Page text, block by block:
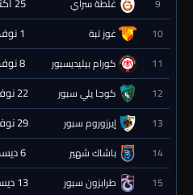
9 غلطة سراي
10 غوز تبة 1 نوفمبر 2026 - 19:00
11 كورام بيليديسبور 8 نوفمبر 2026 - 19:00
12 كوجا يلي سبور 22 نوفمبر 2026 - 19:00
13 إيرزوروم سبور 29 نوفمبر 2026 - 19:00
14 باشاك شهير 6 ديسمبر 2026 - 19:00
15 طرابزون سبور 13 ديسمبر 2026 - 19:00